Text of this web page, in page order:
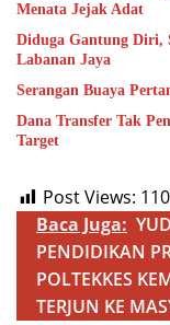
Menata Jejak Adat
Diduga Gantung Diri,
Labanan Jaya
Serangan Buaya
Dana Transfer Tak
Target
Post Views: 110
Baca Juga:
PENDIDIKAN
POLTEKKES
TERJUN KE